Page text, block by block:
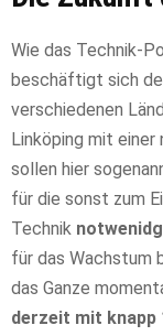
Wie das Technik-
beschäftigt sich
verschiedenen
Linköping mit einer
sollen hier
für die sonst zum
Technik
für das Wachstum
das Ganze
derzeit mit knapp